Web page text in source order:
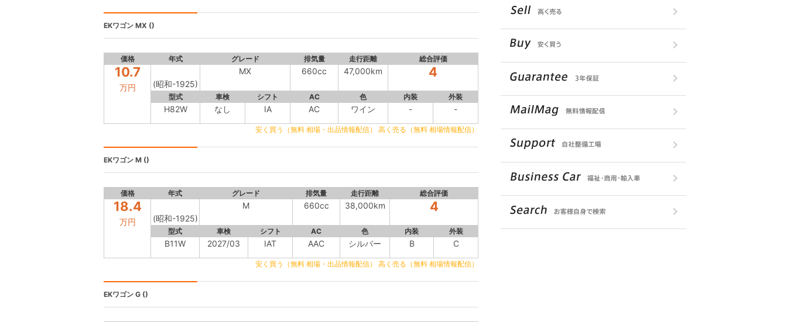
EKワゴン MX ()
価格 年式 グレード 排気量 走行距離 総合評価
10.7
万円 (昭和-1925)
MX 660cc 47,000km 4
型式 車検 シフト AC 色 内装 外装
H82W なし IA AC ワイン - -
安く買う（無料 相場・出品情報配信） 高く売る（無料 相場情報配信）
EKワゴン M ()
価格 年式 グレード 排気量 走行距離 総合評価
18.4
万円 (昭和-1925)
M 660cc 38,000km 4
型式 車検 シフト AC 色 内装 外装
B11W 2027/03 IAT AAC シルバー B C
安く買う（無料 相場・出品情報配信） 高く売る（無料 相場情報配信）
EKワゴン G ()